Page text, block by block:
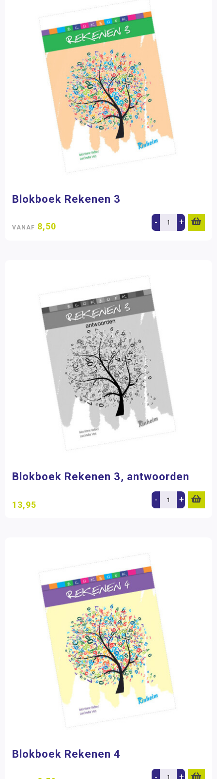
Blokboek Rekenen 3
VANAF 8,50 - +
Blokboek Rekenen 3, antwoorden
13,95 - +
Blokboek Rekenen 4
- +